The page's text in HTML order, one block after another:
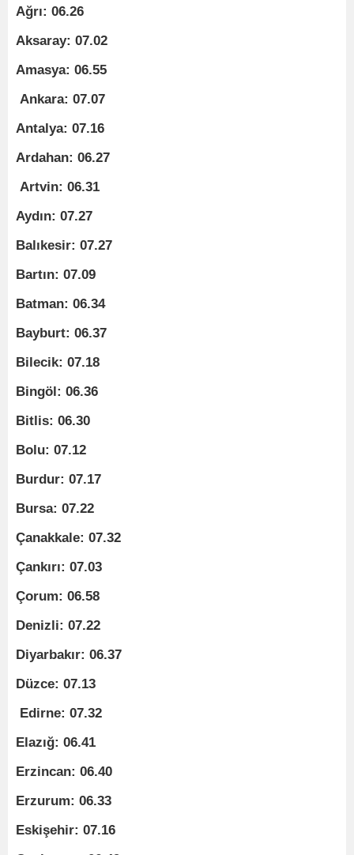
Ağrı: 06.26
Aksaray: 07.02
Amasya: 06.55
Ankara: 07.07
Antalya: 07.16
Ardahan: 06.27
Artvin: 06.31
Aydın: 07.27
Balıkesir: 07.27
Bartın: 07.09
Batman: 06.34
Bayburt: 06.37
Bilecik: 07.18
Bingöl: 06.36
Bitlis: 06.30
Bolu: 07.12
Burdur: 07.17
Bursa: 07.22
Çanakkale: 07.32
Çankırı: 07.03
Çorum: 06.58
Denizli: 07.22
Diyarbakır: 06.37
Düzce: 07.13
Edirne: 07.32
Elazığ: 06.41
Erzincan: 06.40
Erzurum: 06.33
Eskişehir: 07.16